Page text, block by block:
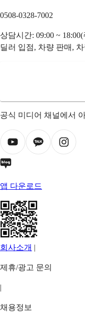
0508-0328-7002
상담시간: 09:00 ~
딜러 입점, 차량 판매,
공식 미디어 채널에서
앱 다운로드
회사소개 |
제휴/광고 문의
|
채용정보